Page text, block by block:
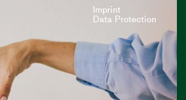
Imprint
Data Protection